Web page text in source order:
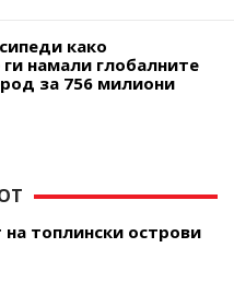
како
намали глобалните
за 756 милиони
топлински острови